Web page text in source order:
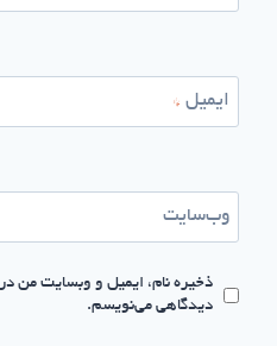
ایمیل *
وب‌سایت
ذخیره نام، ایمیل و وبسایت من
دیدگاهی می‌نویسم.